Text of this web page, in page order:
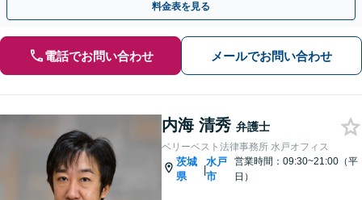
料金表を見る
電話でお問い合わせ メールでお問い合わせ
内海 清秀 弁護士
ベリーベスト法律事務所 水戸オフィス
茨城
県
|
水戸
市
営業時間：09:30~21:00（平
日）